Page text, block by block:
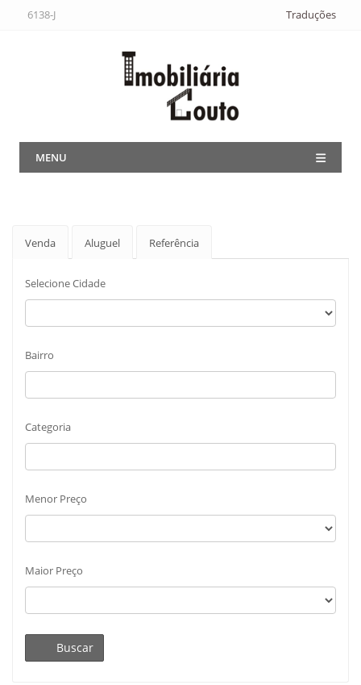
6138-J Traduções
MENU
Venda Aluguel Referência
Selecione Cidade
Bairro
Categoria
Menor Preço
Maior Preço
Buscar